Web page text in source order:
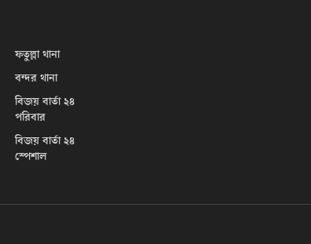
ফতুল্লা থানা
বন্দর থানা
বিজয় বার্তা ২৪
পরিবার
বিজয় বার্তা ২৪
স্পেশাল